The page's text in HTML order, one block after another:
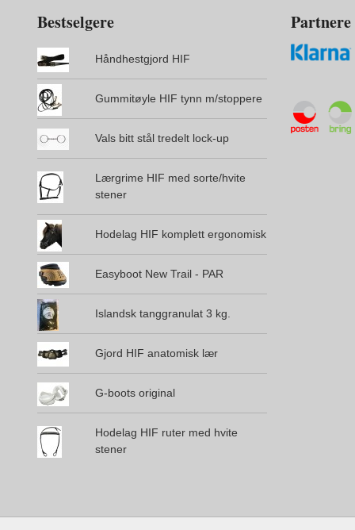
Bestselgere
Håndhestgjord HIF
Gummitøyle HIF tynn m/stoppere
Vals bitt stål tredelt lock-up
Lærgrime HIF med sorte/hvite
stener
Hodelag HIF komplett ergonomisk
Easyboot New Trail - PAR
Islandsk tanggranulat 3 kg.
Gjord HIF anatomisk lær
G-boots original
Hodelag HIF ruter med hvite
stener
Partnere